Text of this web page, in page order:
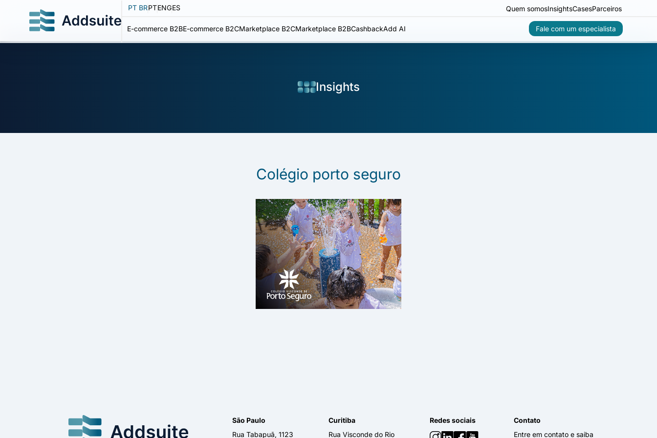
PT BRPTENGES Quem somosInsightsCasesParceiros
E-commerce B2BE-commerce B2CMarketplace B2CMarketplace B2BCashbackAdd AI Fale com um especialista
Insights
Colégio porto seguro
São Paulo
Rua Tabapuã, 1123
Curitiba
Rua Visconde do Rio
Redes sociais
Contato
Entre em contato e saiba